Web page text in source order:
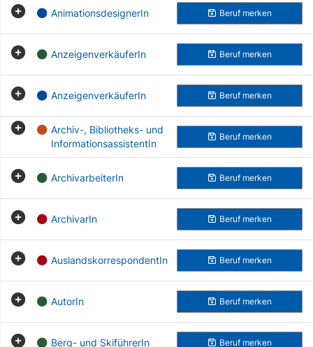
AnimationsdesignerIn Beruf merken
AnzeigenverkäuferIn Beruf merken
AnzeigenverkäuferIn Beruf merken
Archiv-, Bibliotheks- und
InformationsassistentIn
Beruf merken
ArchivarbeiterIn Beruf merken
ArchivarIn Beruf merken
AuslandskorrespondentIn Beruf merken
AutorIn Beruf merken
Berg- und SkiführerIn Beruf merken